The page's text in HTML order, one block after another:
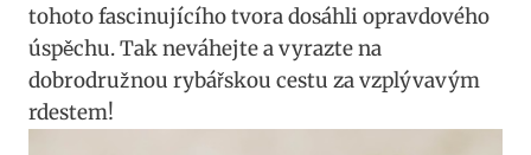
tohoto fascinujícího tvora dosáhli opravdového
úspěchu. Tak neváhejte a vyrazte na
dobrodružnou rybářskou ‌cestu⁣ za vzplývavým
rdestem!